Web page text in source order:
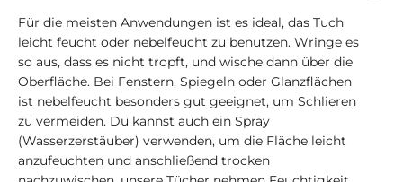
Für die meisten Anwendungen ist es ideal, das Tuch
leicht feucht oder nebelfeucht zu benutzen. Wringe es
so aus, dass es nicht tropft, und wische dann über die
Oberfläche. Bei Fenstern, Spiegeln oder Glanzflächen
ist nebelfeucht besonders gut geeignet, um Schlieren
zu vermeiden. Du kannst auch ein Spray
(Wasserzerstäuber) verwenden, um die Fläche leicht
anzufeuchten und anschließend trocken